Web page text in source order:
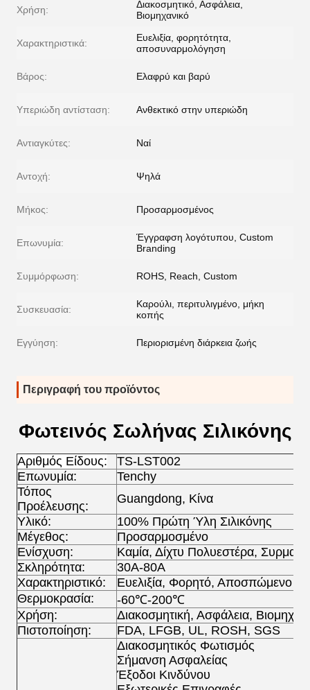
Χρήση:
Διακοσμητικό, Ασφάλεια,
Βιομηχανικό
Χαρακτηριστικά:
Ευελιξία, φορητότητα,
αποσυναρμολόγηση
Βάρος: Ελαφρύ και βαρύ
Υπεριώδη αντίσταση: Ανθεκτικό στην υπεριώδη
Αντιαγκύτες: Ναί
Αντοχή: Ψηλά
Μήκος: Προσαρμοσμένος
Επωνυμία:
Έγγραφση λογότυπου, Custom
Branding
Συμμόρφωση: ROHS, Reach, Custom
Συσκευασία:
Καρούλι, περιτυλιγμένο, μήκη
κοπής
Εγγύηση: Περιορισμένη διάρκεια ζωής
Περιγραφή του προϊόντος
Φωτεινός Σωλήνας Σιλικόνης
Αριθμός Είδους:
TS-LST002
Επωνυμία:
Tenchy
Τόπος
Προέλευσης:
Guangdong, Κίνα
Υλικό:
100% Πρώτη Ύλη Σιλικόνης
Μέγεθος:
Προσαρμοσμένο
Ενίσχυση:
Καμία, Δίχτυ Πολυεστέρα,
Σκληρότητα:
30A-80A
Χαρακτηριστικό:
Ευελιξία, Φορητό, Αποσπώμενο
Θερμοκρασία:
-60℃-200℃
Χρήση:
Διακοσμητική, Ασφάλεια,
Πιστοποίηση:
FDA, LFGB, UL, ROSH, SGS
Διακοσμητικός Φωτισμός
Σήμανση Ασφαλείας
Έξοδοι Κινδύνου